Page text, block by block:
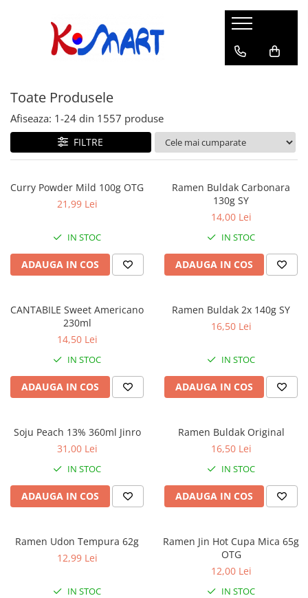
Ramyunㅣ라면
Cupă
Snacksㅣ과자
Crackers
Alge
Gustări Tradiționale
Sosuriㅣ소스
Sos pentru Marinat
Sos Picant
Altele
Gata Preparatㅣ가공식품
Alge
Altele
Garnituri
Kimchi
Ingredienteㅣ재료
Condimente
Făină
Mix
Bază de Supă
K-POPㅣ케이팝
ATEEZ
Black Pink
IU
KEY
Băuturiㅣ음료
Suc
Cafea
Ceai
Clasic
Instant
Perle de Tapioca
Lapte
Deserturiㅣ디저트
Prăjituri
Mochi
Bomboane
Caramele
Guma de mestecat
Migdale
Toate Produsele
Afiseaza: 1-24 din 1557 produse
FILTRE
Curry Powder Mild 100g OTG
21,99 Lei
IN STOC
ADAUGA IN COS
Ramen Buldak Carbonara
130g SY
14,00 Lei
IN STOC
ADAUGA IN COS
CANTABILE Sweet Americano
230ml
14,50 Lei
IN STOC
ADAUGA IN COS
Ramen Buldak 2x 140g SY
16,50 Lei
IN STOC
ADAUGA IN COS
Soju Peach 13% 360ml Jinro
31,00 Lei
IN STOC
ADAUGA IN COS
Ramen Buldak Original
16,50 Lei
IN STOC
ADAUGA IN COS
Ramen Udon Tempura 62g
12,99 Lei
IN STOC
Ramen Jin Hot Cupa Mica 65g
OTG
12,00 Lei
IN STOC